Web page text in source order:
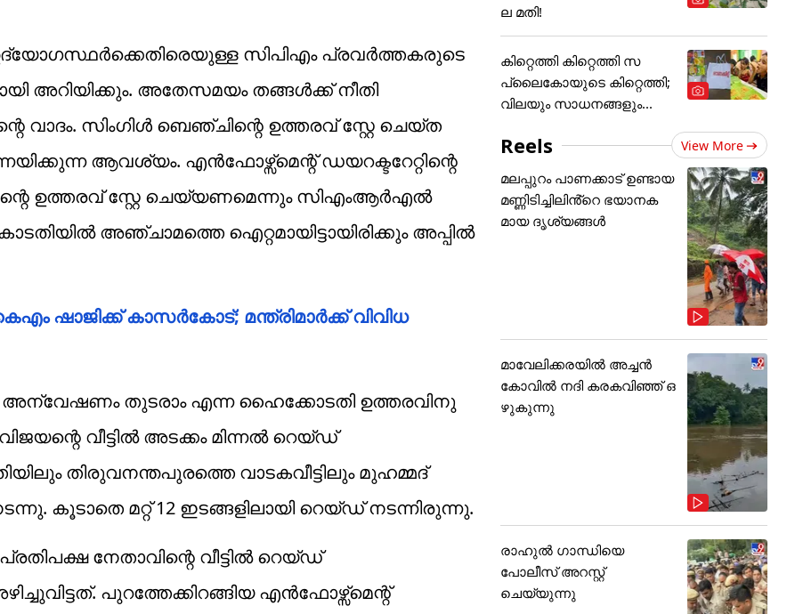
സിപിഎം പ്രവർത്തകരുടെ
അതേസമയം തങ്ങൾക്ക് നീതി
വാദം. സിംഗിൾ ബെഞ്ചിന്റെ ഉത്തരവ് സ്റ്റേ ചെയ്ത
ആവശ്യം. എൻഫോഴ്സ്മെന്റ് ഡയറക്ടറേറ്റിന്റെ
ഉത്തരവ് സ്റ്റേ ചെയ്യണമെന്നും സിഎംആർഎൽ
അഞ്ചാമത്തെ ഐറ്റമായിട്ടായിരിക്കും അപ്പിൽ
ഷാജിക്ക് കാസര്‍കോട്; മന്ത്രിമാര്‍ക്ക് വിവിധ
അന്വേഷണം തുടരാം എന്ന ഹൈക്കോടതി ഉത്തരവിനു
വീട്ടിൽ അടക്കം മിന്നൽ റെയ്ഡ്
തിരുവനന്തപുരത്തെ വാടകവീട്ടിലും മുഹമ്മദ്
കൂടാതെ മറ്റ് 12 ഇടങ്ങളിലായി റെയ്ഡ് നടന്നിരുന്നു.
നേതാവിന്റെ വീട്ടിൽ റെയ്ഡ്
പുറത്തേക്കിറങ്ങിയ എൻഫോഴ്സ്മെന്റ്
ല മതി!
കിറ്റെത്തി കിറ്റെത്തി സ
പ്ലൈകോയുടെ കിറ്റെത്തി;
വിലയും സാധനങ്ങളും...
Reels View More
മലപ്പുറം പാണക്കാട് ഉണ്ടായ
മണ്ണിടിച്ചിലിൻ്റെ ഭയാനക
മായ ദൃശ്യങ്ങൾ
മാവേലിക്കരയിൽ അച്ചൻ
കോവിൽ നദി കരകവിഞ്ഞ് ഒ
ഴുകുന്നു
രാഹുൽ ഗാന്ധിയെ
പോലീസ് അറസ്റ്റ്
ചെയ്യുന്നു